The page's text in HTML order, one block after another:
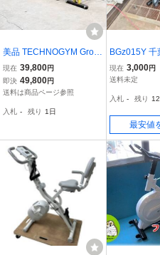
美品 TECHNOGYM Grou
p Cycle Ride 業務用 スピ
ンバイク 手渡し歓迎 千葉
現在 39,800円
即決 49,800円
送料は商品ページ参照
入札 - 残り 1日
BGz015Y 千
ンコ フィッ
プログラム
内 エアロバ
現在 3,000円
送料未定
入札 - 残り
最安値